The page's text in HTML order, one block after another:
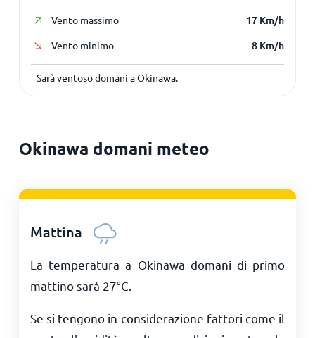
Vento massimo 17 Km/h
Vento minimo 8 Km/h
Sarà ventoso domani a Okinawa.
Okinawa domani meteo
Mattina
La temperatura a Okinawa domani di primo
mattino sarà 27°C.
Se si tengono in considerazione fattori come il